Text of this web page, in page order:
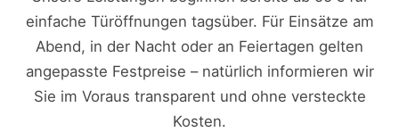
einfache Türöffnungen tagsüber. Für Einsätze am
Abend, in der Nacht oder an Feiertagen gelten
angepasste Festpreise – natürlich informieren wir
Sie im Voraus transparent und ohne versteckte
Kosten.